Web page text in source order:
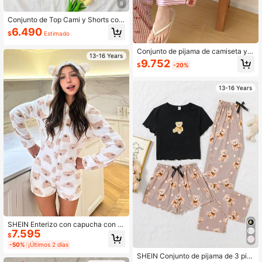
8
Conjunto de Top Cami y Shorts con
Estampado de Cereza Vintage y La
zo de Dibujos Animados Dulce, Estil
Adolescentes, Adecuado para Uso
en el Hogar en Verano, Conjunto de
Cami, Conjunto de Cami y Shorts, C
omodidad Fácil
$6.490 Estimado
13-16 Years
SHEIN Enterizo con capucha con ci
erre y estampado de oso lindo para
niñas adolescentes, otoño-invierno
$7.595
-50% ¡Últimos 2 días
Conjunto de pijama de camiseta y p
antalón corto con rayas y lazo brilla
nte para adolescentes
$9.752 -20%
13-16 Years
SHEIN Conjunto de pijama de 3 pie